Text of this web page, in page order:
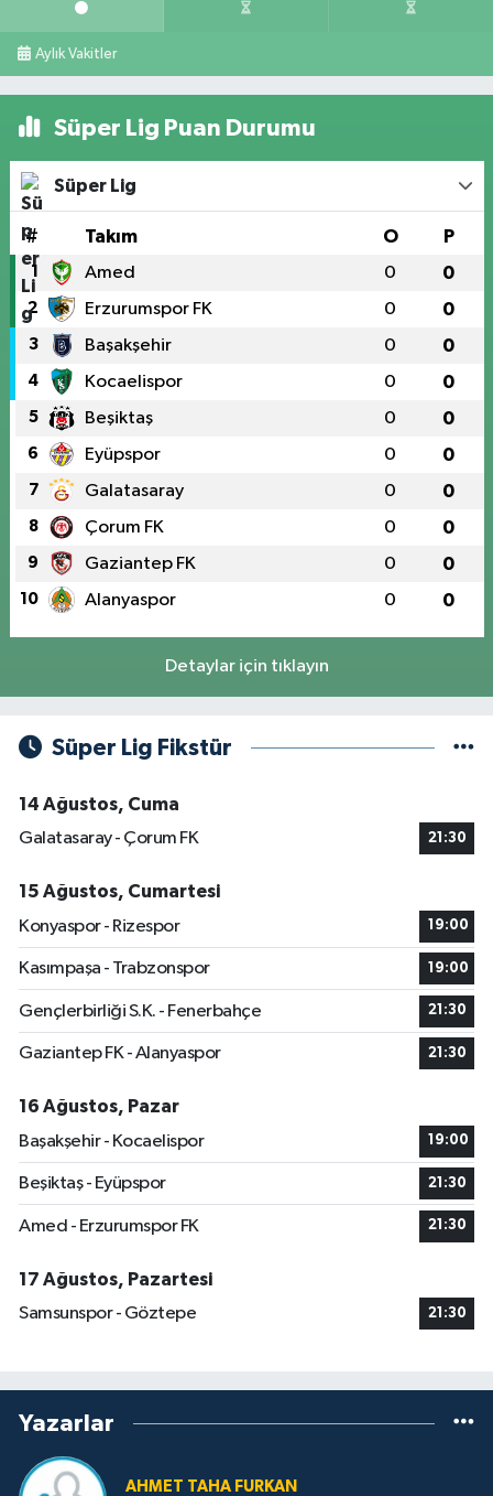
Aylık Vakitler
Süper Lig Puan Durumu
Süper Lig
# Takım O P
1 Amed 0 0
2 Erzurumspor FK 0 0
3 Başakşehir 0 0
4 Kocaelispor 0 0
5 Beşiktaş 0 0
6 Eyüpspor 0 0
7 Galatasaray 0 0
8 Çorum FK 0 0
9 Gaziantep FK 0 0
10 Alanyaspor 0 0
Detaylar için tıklayın
Süper Lig Fikstür
14 Ağustos, Cuma
Galatasaray - Çorum FK
21:30
15 Ağustos, Cumartesi
Konyaspor - Rizespor
19:00
Kasımpaşa - Trabzonspor 19:00
Gençlerbirliği S.K. - Fenerbahçe 21:30
Gaziantep FK - Alanyaspor 21:30
16 Ağustos, Pazar
Başakşehir - Kocaelispor
19:00
Beşiktaş - Eyüpspor 21:30
Amed - Erzurumspor FK 21:30
17 Ağustos, Pazartesi
Samsunspor - Göztepe
21:30
Yazarlar
AHMET TAHA FURKAN